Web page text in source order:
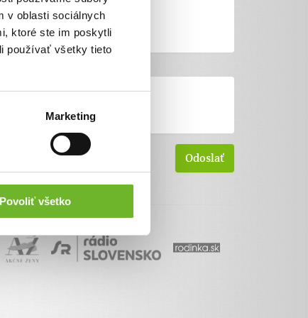
v oblasti sociálnych
ktoré ste im poskytli
používať všetky tieto
Marketing
Povoliť všetko